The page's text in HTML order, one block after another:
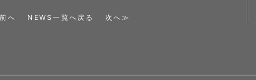
へ NEWS一覧へ戻る 次へ≫